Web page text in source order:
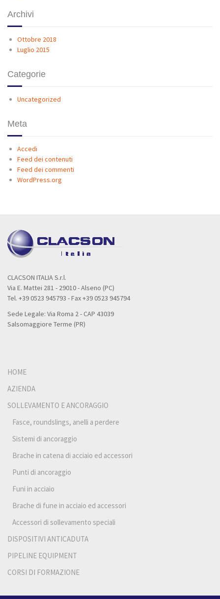
Archivi
Ottobre 2018
Luglio 2015
Categorie
Uncategorized
Meta
Accedi
Feed dei contenuti
Feed dei commenti
WordPress.org
CLACSON ITALIA S.r.l.
Via E. Mattei 281 - 29010 - Alseno (PC)
Tel. +39 0523 945793 - Fax +39 0523 945794
Sede Legale: Via Roma 2 - CAP 43039
Salsomaggiore Terme (PR)
HOME
AZIENDA
SOLLEVAMENTO E ANCORAGGIO
Fasce, roundslings, anelli a perdere
Sistemi di ancoraggio
Brache in catena di acciaio ed accessori
Punti di ancoraggio
Funi in acciaio
Brache di fune in acciaio ed accessori
Accessori di sollevamento speciali
DISPOSITIVI ANTICADUTA
PIPELINE EQUIPMENT
CORSI DI FORMAZIONE